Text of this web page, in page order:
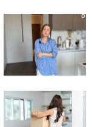
0
0